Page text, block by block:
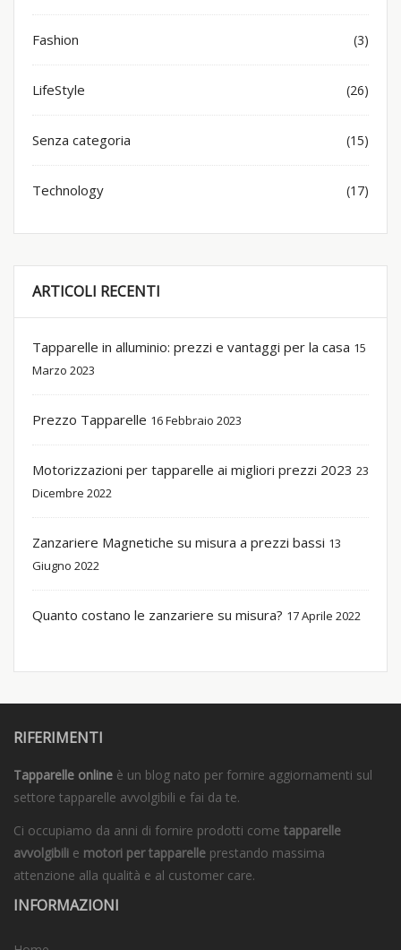
Fashion (3)
LifeStyle (26)
Senza categoria (15)
Technology (17)
ARTICOLI RECENTI
Tapparelle in alluminio: prezzi e vantaggi per la casa 15
Marzo 2023
Prezzo Tapparelle 16 Febbraio 2023
Motorizzazioni per tapparelle ai migliori prezzi 2023 23
Dicembre 2022
Zanzariere Magnetiche su misura a prezzi bassi 13
Giugno 2022
Quanto costano le zanzariere su misura? 17 Aprile 2022
RIFERIMENTI
Tapparelle online è un blog nato per fornire aggiornamenti sul
settore tapparelle avvolgibili e fai da te.
Ci occupiamo da anni di fornire prodotti come tapparelle
avvolgibili e motori per tapparelle prestando massima
attenzione alla qualità e al customer care.
INFORMAZIONI